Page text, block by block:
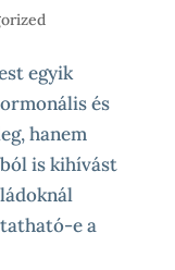
egyik
és
hanem
is kihívást
e a